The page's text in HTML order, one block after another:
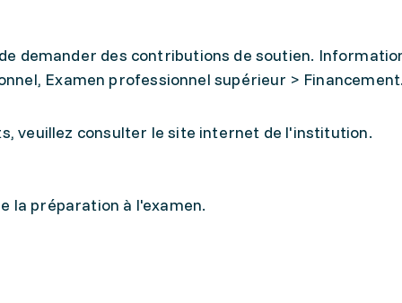
demander des contributions de soutien.
Examen professionnel supérieur >
veuillez consulter le site internet de l'institution.
la préparation à l'examen.